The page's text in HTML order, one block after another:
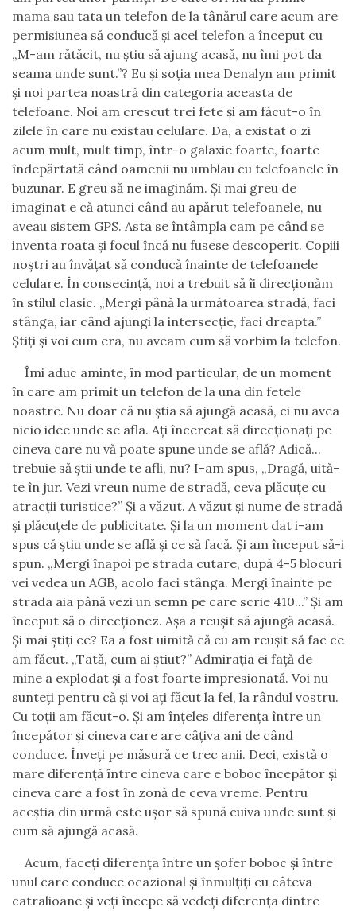
mama sau tata un telefon de la tânărul care acum are
permisiunea să conducă și acel telefon a început cu
„M-am rătăcit, nu știu să ajung acasă, nu îmi pot da
seama unde sunt.”? Eu și soția mea Denalyn am primit
și noi partea noastră din categoria aceasta de
telefoane. Noi am crescut trei fete și am făcut-o în
zilele în care nu existau celulare. Da, a existat o zi
acum mult, mult timp, într-o galaxie foarte, foarte
îndepărtată când oamenii nu umblau cu telefoanele în
buzunar. E greu să ne imaginăm. Și mai greu de
imaginat e că atunci când au apărut telefoanele, nu
aveau sistem GPS. Asta se întâmpla cam pe când se
inventa roata și focul încă nu fusese descoperit. Copiii
noștri au învățat să conducă înainte de telefoanele
celulare. În consecință, noi a trebuit să îi direcționăm
în stilul clasic. „Mergi până la următoarea stradă, faci
stânga, iar când ajungi la intersecție, faci dreapta.”
Știți și voi cum era, nu aveam cum să vorbim la telefon.
Îmi aduc aminte, în mod particular, de un moment
în care am primit un telefon de la una din fetele
noastre. Nu doar că nu știa să ajungă acasă, ci nu avea
nicio idee unde se afla. Ați încercat să direcționați pe
cineva care nu vă poate spune unde se află? Adică...
trebuie să știi unde te afli, nu? I-am spus, „Dragă, uită-
te în jur. Vezi vreun nume de stradă, ceva plăcuțe cu
atracții turistice?” Și a văzut. A văzut și nume de stradă
și plăcuțele de publicitate. Și la un moment dat i-am
spus că știu unde se află și ce să facă. Și am început să-i
spun. „Mergi înapoi pe strada cutare, după 4-5 blocuri
vei vedea un AGB, acolo faci stânga. Mergi înainte pe
strada aia până vezi un semn pe care scrie 410...” Și am
început să o direcționez. Așa a reușit să ajungă acasă.
Și mai știți ce? Ea a fost uimită că eu am reușit să fac ce
am făcut. „Tată, cum ai știut?” Admirația ei față de
mine a explodat și a fost foarte impresionată. Voi nu
sunteți pentru că și voi ați făcut la fel, la rândul vostru.
Cu toții am făcut-o. Și am înțeles diferența între un
începător și cineva care are câțiva ani de când
conduce. Înveți pe măsură ce trec anii. Deci, există o
mare diferență între cineva care e boboc începător și
cineva care a fost în zonă de ceva vreme. Pentru
aceștia din urmă este ușor să spună cuiva unde sunt și
cum să ajungă acasă.
Acum, faceți diferența între un șofer boboc și între
unul care conduce ocazional și înmulțiți cu câteva
catralioane și veți începe să vedeți diferența dintre